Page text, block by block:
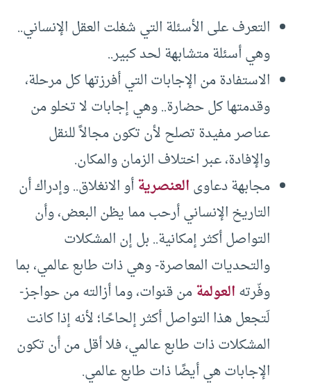
التعرف على الأسئلة التي شغلت العقل الإنساني..
وهي أسئلة متشابهة لحد كبير..
الاستفادة من الإجابات التي أفرزتها كل مرحلة،
وقدمتها كل حضارة.. وهي إجابات لا تخلو من
عناصر مفيدة تصلح لأن تكون مجالاً للنقل
والإفادة، عبر اختلاف الزمان والمكان.
مجابهة دعاوىالعنصريةأو الانغلاق.. وإدراك أن
التاريخ الإنساني أرحب مما يظن البعض، وأن
التواصل أكثر إمكانية.. بل إن المشكلات
والتحديات المعاصرة- وهي ذات طابع عالمي، بما
وفّرتهالعولمةمن قنوات، وما أزالته من حواجز-
لَتجعل هذا التواصل أكثر إلحاحًا؛ لأنه إذا كانت
المشكلات ذات طابع عالمي، فلا أقل من أن تكون
الإجابات هي أيضًا ذات طابع عالمي.